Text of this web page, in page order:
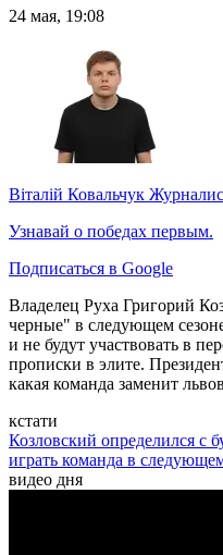
24 мая, 19:08
Віталій Ковальчук
Узнавай о победах первым.
Подписаться в Google
Владелец Руха Григорий
черные" в следующем
и не будут участвовать в
прописки в элите.
какая команда заменит
кстати
Козловский определился с
играть команда в
видео дня